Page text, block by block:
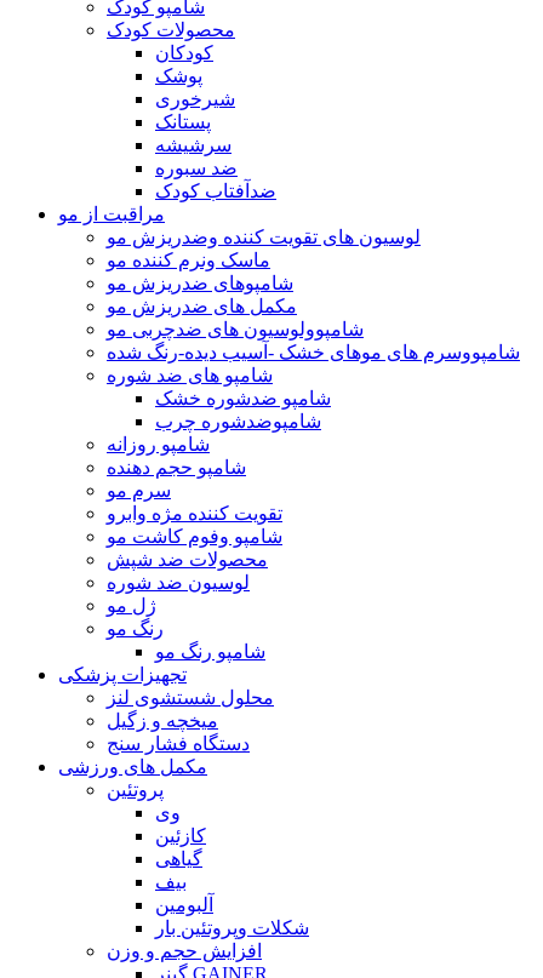
شامپو کودک
محصولات کودک
کودکان
پوشک
شیرخوری
پستانک
سرشیشه
ضد سبوره
ضدآفتاب کودک
مراقبت از مو
لوسیون های تقویت کننده وضدریزش مو
ماسک ونرم کننده مو
شامپوهای ضدریزش مو
مکمل های ضدریزش مو
شامپوولوسیون های ضدچربی مو
شامپووسرم های موهای خشک -آسیب دیده-رنگ شده
شامپو های ضد شوره
شامپو ضدشوره خشک
شامپوضدشوره چرب
شامپو روزانه
شامپو حجم دهنده
سرم مو
تقویت کننده مژه وابرو
شامپو وفوم کاشت مو
محصولات ضد شپش
لوسیون ضد شوره
ژل مو
رنگ مو
شامپو رنگ مو
تجهیزات پزشکی
محلول شستشوی لنز
میخچه و زگیل
دستگاه فشار سنج
مکمل های ورزشی
پروتئین
وی
کازئین
گیاهی
بیف
آلبومین
شکلات وپروتئین بار
افزایش حجم و وزن